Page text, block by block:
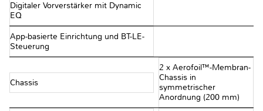
Digitaler Vorverstärker mit Dynamic
EQ
App-basierte Einrichtung und BT-LE-
Steuerung
Chassis
2 x Aerofoil™-Membran-
Chassis in
symmetrischer
Anordnung (200 mm)